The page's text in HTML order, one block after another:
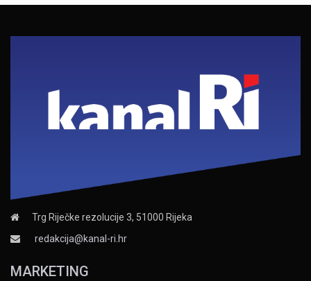
Trg Riječke rezolucije 3, 51000 Rijeka
redakcija@kanal-ri.hr
MARKETING